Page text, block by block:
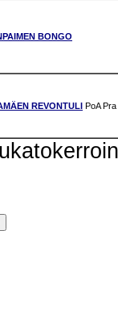
BONGO
REVONTULI PoA Pra